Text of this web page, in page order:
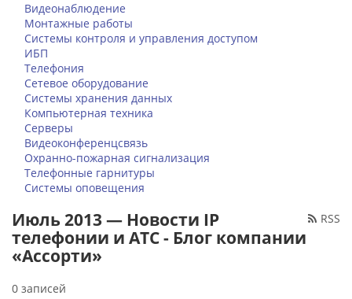
Видеонаблюдение
Монтажные работы
Системы контроля и управления доступом
ИБП
Телефония
Сетевое оборудование
Системы хранения данных
Компьютерная техника
Серверы
Видеоконференцсвязь
Охранно-пожарная сигнализация
Телефонные гарнитуры
Системы оповещения
RSS
Июль 2013 — Новости IP
телефонии и АТС - Блог компании
«Ассорти»
0 записей